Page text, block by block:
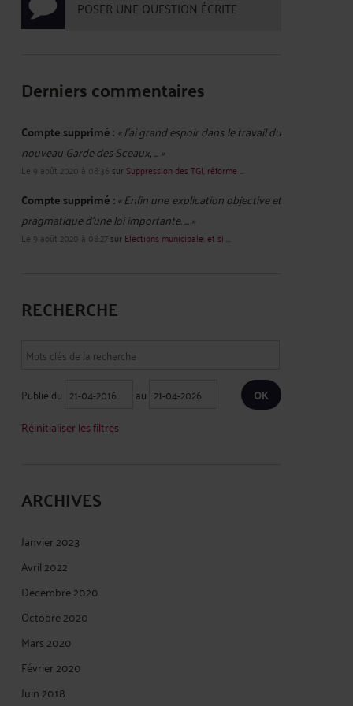
POSER UNE QUESTION ÉCRITE
Derniers commentaires
Compte supprimé : « J'ai grand espoir dans le travail du
nouveau Garde des Sceaux, ... »
Le 9 août 2020 à 08:36 sur Suppression des TGI, réforme ...
Compte supprimé :« Enfin une explication objective et
pragmatique d'une loi importante. ... »
Le 9 août 2020 à 08:27sur Elections municipale: et si ...
RECHERCHE
Publié du
au
Réinitialiser les filtres
ARCHIVES
Janvier 2023
Avril 2022
Décembre 2020
Octobre 2020
Mars 2020
Février 2020
Juin 2018